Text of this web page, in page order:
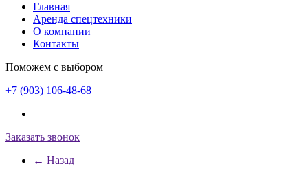
Главная
Аренда спецтехники
О компании
Контакты
Поможем с выбором
+7 (903) 106-48-68
Заказать звонок
← Назад